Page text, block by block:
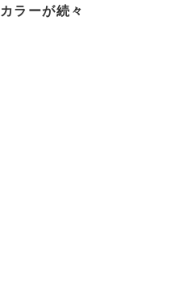
カラーが続々